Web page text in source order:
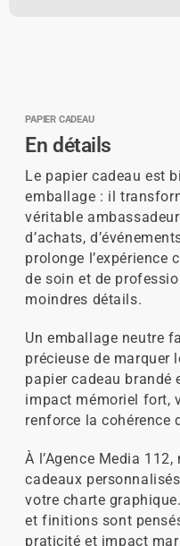
PAPIER CADEAU
En détails
Le papier cadeau est
emballage : il
véritable
d’achats,
prolonge l’expérience
de soin et de
moindres détails.
Un emballage neutre
précieuse de marquer
papier cadeau brandé
impact mémoriel fort,
renforce la cohérence
À l’Agence Media
cadeaux
votre charte
et finitions sont
praticité et impact